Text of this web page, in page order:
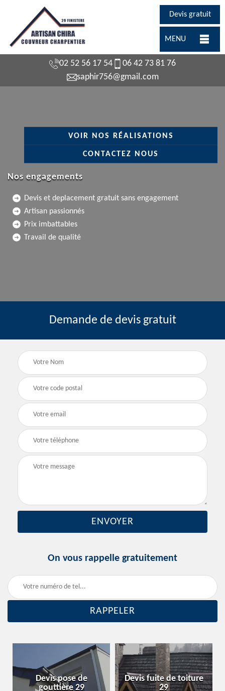
Devis gratuit
MENU
02 52 56 17 54
06 42 73 81 76
saphir756@gmail.com
VOIR NOS RÉALISATIONS
CONTACTEZ NOUS
Nos engagements
Devis et deplacement gratuit sans engagement
Artisan passionnés
Prix imbattables
Travail de qualité
Demande de devis gratuit
On vous rappelle gratuitement
de
Devis fuite de toiture
Entreprise de
29